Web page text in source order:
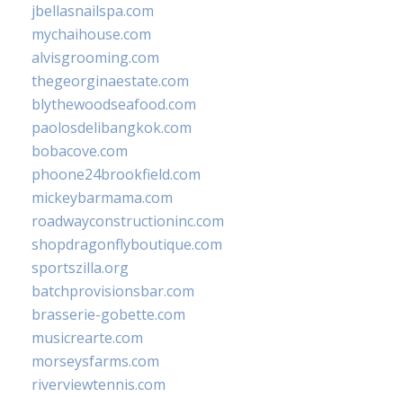
jbellasnailspa.com
mychaihouse.com
alvisgrooming.com
thegeorginaestate.com
blythewoodseafood.com
paolosdelibangkok.com
bobacove.com
phoone24brookfield.com
mickeybarmama.com
roadwayconstructioninc.com
shopdragonflyboutique.com
sportszilla.org
batchprovisionsbar.com
brasserie-gobette.com
musicrearte.com
morseysfarms.com
riverviewtennis.com